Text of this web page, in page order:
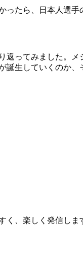
たら、日本人選
返ってみました。
生していくのか、
く、楽しく発信しま